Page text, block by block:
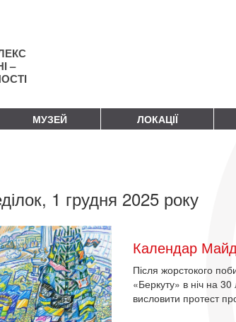
–
МУЗЕЙ ЛОКАЦІЇ
1 грудня 2025 року
Календар
Після жорстокого
«Беркуту» в ніч на
висловити протест